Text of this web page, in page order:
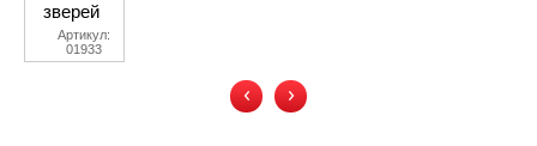
зверей
Артикул:
01933
‹ ›